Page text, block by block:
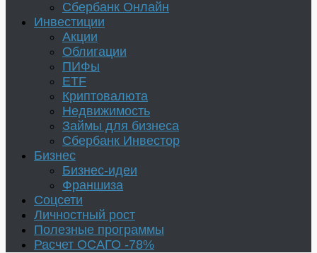
Сбербанк Онлайн
Инвестиции
Акции
Облигации
ПИФы
ETF
Криптовалюта
Недвижимость
Займы для бизнеса
Сбербанк Инвестор
Бизнес
Бизнес-идеи
Франшиза
Соцсети
Личностный рост
Полезные программы
Расчет ОСАГО -78%